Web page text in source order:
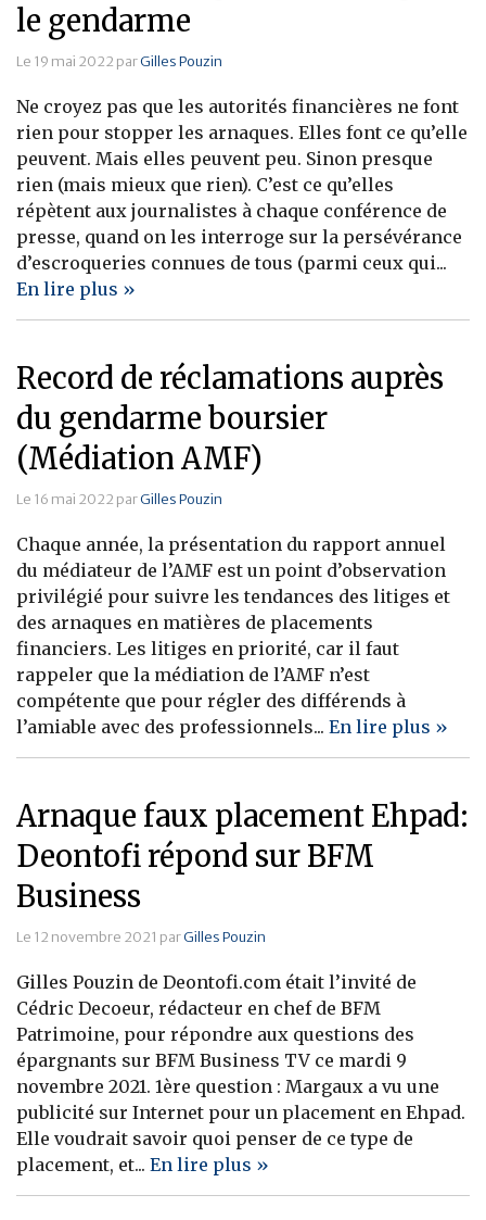
le gendarme
Le 19 mai 2022 parGilles Pouzin
Ne croyez pas que les autorités financières ne font
rien pour stopper les arnaques. Elles font ce qu’elle
peuvent. Mais elles peuvent peu. Sinon presque
rien (mais mieux que rien). C’est ce qu’elles
répètent aux journalistes à chaque conférence de
presse, quand on les interroge sur la persévérance
d’escroqueries connues de tous (parmi ceux qui...
En lire plus »
Record de réclamations auprès
du gendarme boursier
(Médiation AMF)
Le 16 mai 2022 parGilles Pouzin
Chaque année, la présentation du rapport annuel
du médiateur de l’AMF est un point d’observation
privilégié pour suivre les tendances des litiges et
des arnaques en matières de placements
financiers. Les litiges en priorité, car il faut
rappeler que la médiation de l’AMF n’est
compétente que pour régler des différends à
l’amiable avec des professionnels... En lire plus »
Arnaque faux placement Ehpad:
Deontofi répond sur BFM
Business
Le 12 novembre 2021 parGilles Pouzin
Gilles Pouzin de Deontofi.com était l’invité de
Cédric Decoeur, rédacteur en chef de BFM
Patrimoine, pour répondre aux questions des
épargnants sur BFM Business TV ce mardi 9
novembre 2021. 1ère question : Margaux a vu une
publicité sur Internet pour un placement en Ehpad.
Elle voudrait savoir quoi penser de ce type de
placement, et... En lire plus »